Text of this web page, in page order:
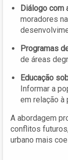
Diálogo com
moradores
Programas
de áreas
Educação
Informar a
em relação à
A abordagem
conflitos
urbano mais